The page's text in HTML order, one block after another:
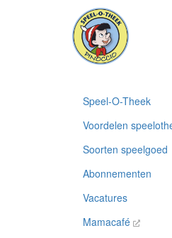
Speel-O-Theek
Voordelen
Soorten speelgoed
Abonnementen
Vacatures
Mamacafé